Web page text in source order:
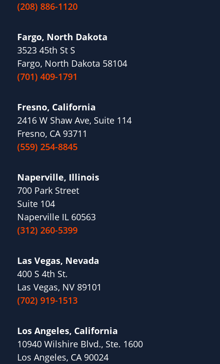
(208) 886-1120
Fargo, North Dakota
3523 45th St S
Fargo, North Dakota 58104
(701) 409-1791
Fresno, California
2416 W Shaw Ave, Suite 114
Fresno, CA 93711
(559) 254-8845
Naperville, Illinois
700 Park Street
Suite 104
Naperville IL 60563
(312) 260-5399
Las Vegas, Nevada
400 S 4th St.
Las Vegas, NV 89101
(702) 919-1513
Los Angeles, California
10940 Wilshire Blvd., Ste. 1600
Los Angeles, CA 90024